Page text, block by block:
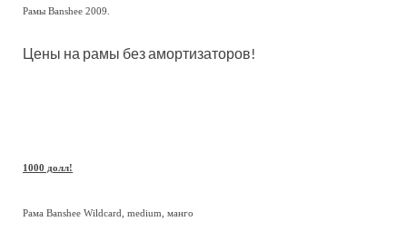
Рамы Banshee 2009.
Цены на рамы без амортизаторов!
1000 долл!
Рама Banshee Wildcard, medium, манго